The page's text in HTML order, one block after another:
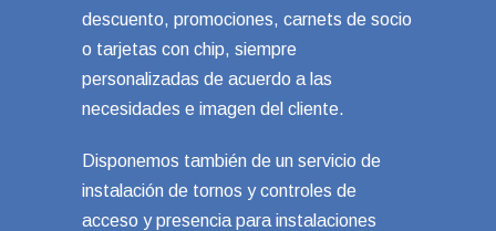
descuento, promociones, carnets de socio
o tarjetas con chip, siempre
personalizadas de acuerdo a las
necesidades e imagen del cliente.
Disponemos también de un servicio de
instalación de tornos y controles de
acceso y presencia para instalaciones